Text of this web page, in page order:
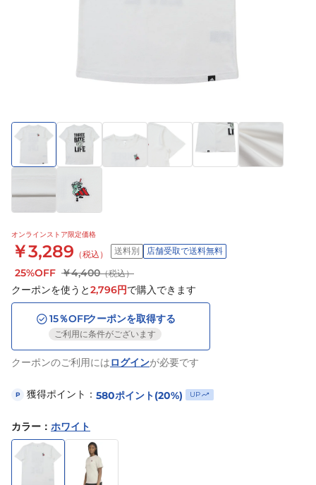
オンラインストア限定価格
￥3,289 （税込） 送料別 店舗受取で送料無料
25%OFF ￥4,400（税込）
クーポンを使うと2,796円で購入できます
15％OFFクーポンを取得する
ご利用に条件がございます
クーポンのご利用にはログインが必要です
P 獲得ポイント： 580ポイント(20%) UP
カラー ： ホワイト